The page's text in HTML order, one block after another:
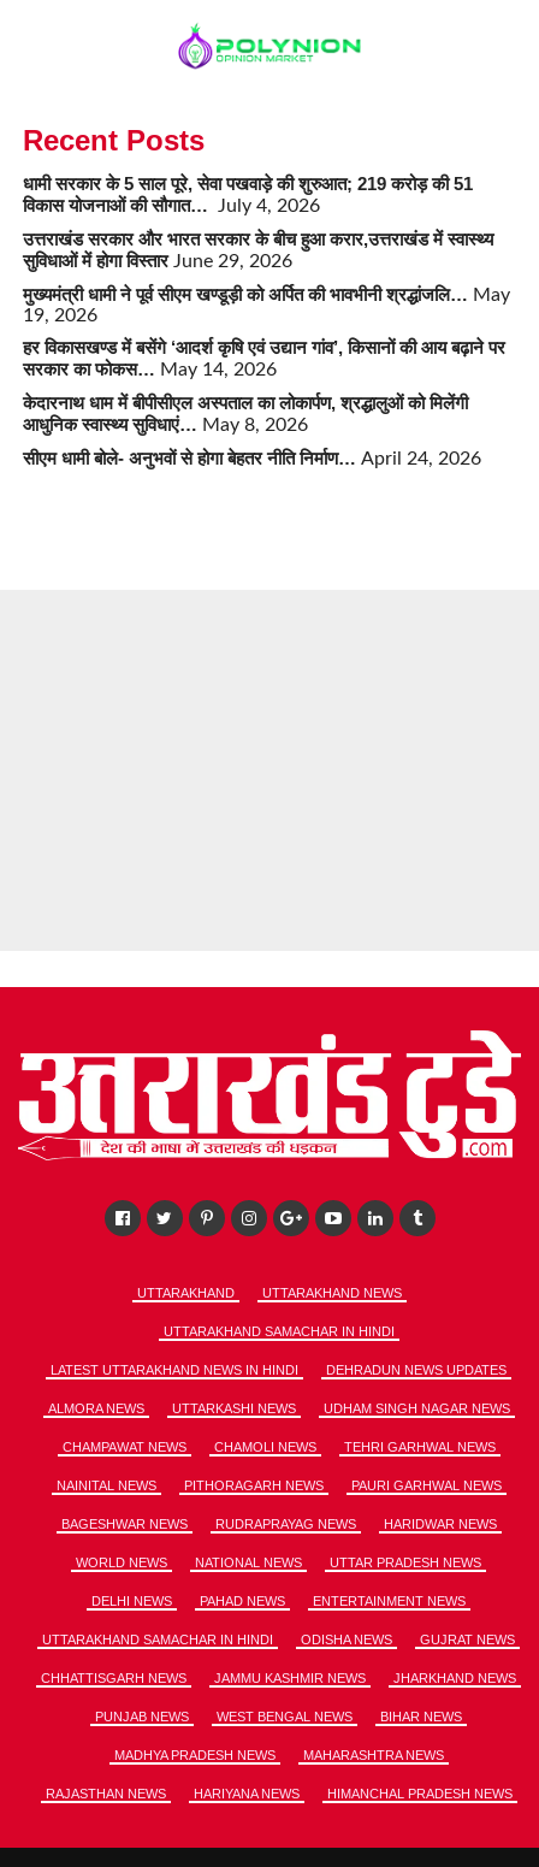
Recent Posts
धामी सरकार के 5 साल पूरे, सेवा पखवाड़े की शुरुआत; 219 करोड़ की 51
विकास योजनाओं की सौगात…
July 4, 2026
उत्तराखंड सरकार और भारत सरकार के बीच हुआ करार,उत्तराखंड में स्वास्थ्य
सुविधाओं में होगा विस्तार June 29, 2026
मुख्यमंत्री धामी ने पूर्व सीएम खण्डूड़ी को अर्पित की भावभीनी श्रद्धांजलि… May
19, 2026
हर विकासखण्ड में बसेंगे ‘आदर्श कृषि एवं उद्यान गांव’, किसानों की आय बढ़ाने पर
सरकार का फोकस… May 14, 2026
केदारनाथ धाम में बीपीसीएल अस्पताल का लोकार्पण, श्रद्धालुओं को मिलेंगी
आधुनिक स्वास्थ्य सुविधाएं… May 8, 2026
सीएम धामी बोले- अनुभवों से होगा बेहतर नीति निर्माण… April 24, 2026
UTTARAKHAND UTTARAKHAND NEWS
UTTARAKHAND SAMACHAR IN HINDI
LATEST UTTARAKHAND NEWS IN HINDI DEHRADUN NEWS UPDATES
ALMORA NEWS UTTARKASHI NEWS UDHAM SINGH NAGAR NEWS
CHAMPAWAT NEWS CHAMOLI NEWS TEHRI GARHWAL NEWS
NAINITAL NEWS PITHORAGARH NEWS PAURI GARHWAL NEWS
BAGESHWAR NEWS RUDRAPRAYAG NEWS HARIDWAR NEWS
WORLD NEWS NATIONAL NEWS UTTAR PRADESH NEWS
DELHI NEWS PAHAD NEWS ENTERTAINMENT NEWS
UTTARAKHAND SAMACHAR IN HINDI ODISHA NEWS GUJRAT NEWS
CHHATTISGARH NEWS JAMMU KASHMIR NEWS JHARKHAND NEWS
PUNJAB NEWS WEST BENGAL NEWS BIHAR NEWS
MADHYA PRADESH NEWS MAHARASHTRA NEWS
RAJASTHAN NEWS HARIYANA NEWS HIMANCHAL PRADESH NEWS